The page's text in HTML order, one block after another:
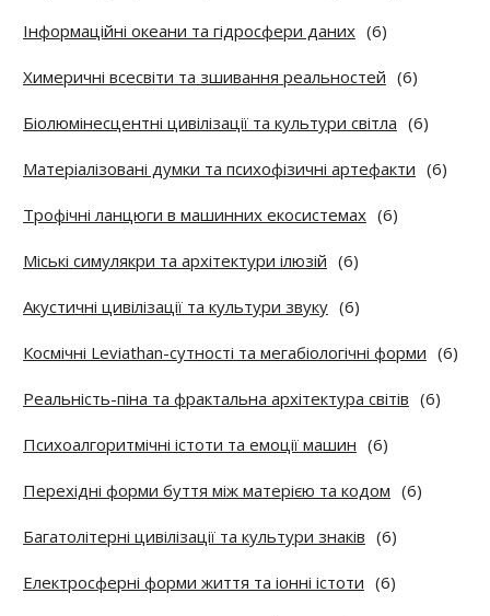
Інформаційні океани та гідросфери даних (6)
Химеричні всесвіти та зшивання реальностей (6)
Біолюмінесцентні цивілізації та культури світла (6)
Матеріалізовані думки та психофізичні артефакти (6)
Трофічні ланцюги в машинних екосистемах (6)
Міські симулякри та архітектури ілюзій (6)
Акустичні цивілізації та культури звуку (6)
Космічні Leviathan-сутності та мегабіологічні форми (6)
Реальність-піна та фрактальна архітектура світів (6)
Психоалгоритмічні істоти та емоції машин (6)
Перехідні форми буття між матерією та кодом (6)
Багатолітерні цивілізації та культури знаків (6)
Електросферні форми життя та іонні істоти (6)